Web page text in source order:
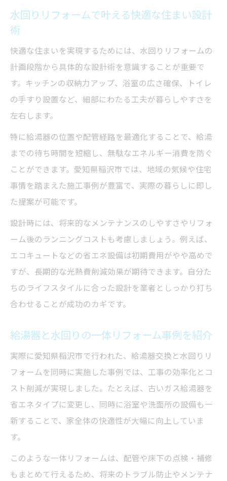
水回りリフォームで叶える快適な住まい設計
術
快適な住まいを実現するためには、水回りリフォームの
計画段階から具体的な設計術を意識することが重要で
す。キッチンの収納力アップ、浴室の広さ確保、トイレ
の手すり設置など、細部にわたる工夫が暮らしやすさを
左右します。
特に給湯器の位置や配管経路を最適化することで、給湯
までの待ち時間を短縮し、無駄なエネルギー消費を防ぐ
ことができます。愛知県稲沢市では、地域の気候や住宅
事情を踏まえた施工事例が豊富で、実際の暮らしに即し
た提案が可能です。
設計時には、将来的なメンテナンスのしやすさやリフォ
ーム後のランニングコストも考慮しましょう。例えば、
エコキュートなどの省エネ設備は初期費用がやや高めで
すが、長期的な光熱費削減効果が期待できます。自分た
ちのライフスタイルに合った設計を業者としっかり打ち
合わせることが成功のカギです。
給湯器と水回りの一体リフォーム事例を紹介
実際に愛知県稲沢市で行われた、給湯器交換と水回りリ
フォームを同時に実施した事例では、工事の効率化とコ
スト削減が実現しました。たとえば、古いガス給湯器を
省エネタイプに変更し、同時に浴室や洗面所の設備も一
新することで、家全体の快適性が大幅に向上していま
す。
このような一体リフォームは、配管や床下の点検・補修
もまとめて行えるため、将来のトラブル防止やメンテナ